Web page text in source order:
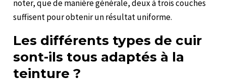
noter, que de manière générale, deux à trois couches
suffisent pour obtenir un résultat uniforme.
Les différents types de cuir
sont-ils tous adaptés à la
teinture ?